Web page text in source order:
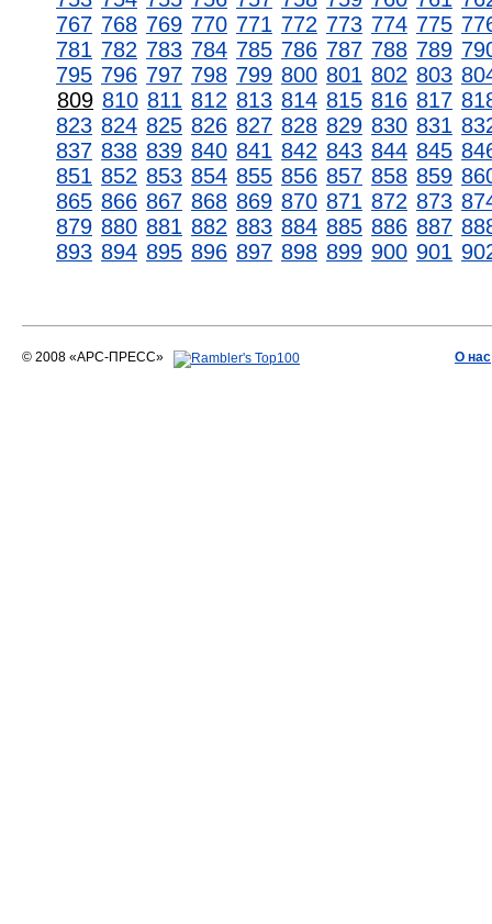
767 768 769 770 771 772 773 774 775
781 782 783 784 785 786 787 788 789
795 796 797 798 799 800 801 802 803
809 810 811 812 813 814 815 816 817
823 824 825 826 827 828 829 830 831
837 838 839 840 841 842 843 844 845
851 852 853 854 855 856 857 858 859
865 866 867 868 869 870 871 872 873
879 880 881 882 883 884 885 886 887
893 894 895 896 897 898 899 900 901
© 2008 «АРС-ПРЕСС» О нас